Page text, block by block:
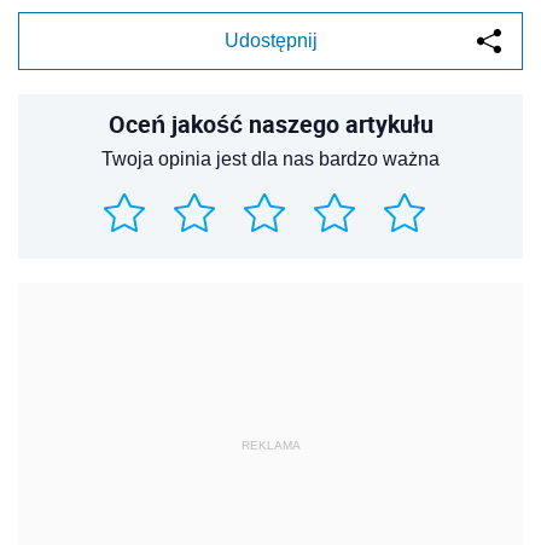
Udostępnij
Oceń jakość naszego artykułu
Twoja opinia jest dla nas bardzo ważna
REKLAMA